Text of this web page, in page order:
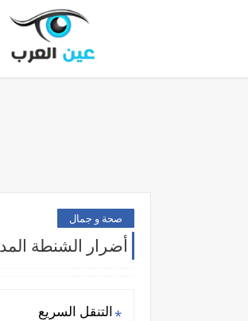
صحة و جمال
أضرار الشنطة
التنقل السريع